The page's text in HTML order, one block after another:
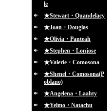
le
★Stewart・Quandelacy
★Joan・Douglas
★Olivia・Panteah
★Stephen・Lonjose
★Valerie・Comosona
★Shenel・Comosona(P
oblano)
★Angelena・Laahty
★Yelmo・Natachu